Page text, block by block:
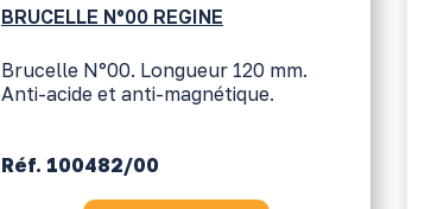
BRUCELLE N°00 REGINE
Brucelle N°00. Longueur 120 mm.
Anti-acide et anti-magnétique.
Réf. 100482/00